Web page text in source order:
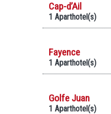
Cap-d’Ail
1 Aparthotel(s)
Fayence
1 Aparthotel(s)
Golfe Juan
1 Aparthotel(s)